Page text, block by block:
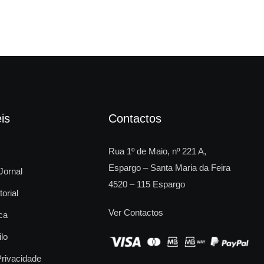
Contactos
Rua 1º de Maio, nº 221 A,
Espargo – Santa Maria da Feira
4520 – 115 Espargo
Ver Contactos